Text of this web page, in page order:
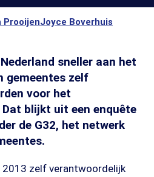
ProoijenJoyce Boverhuis
sneller aan het
gemeentes zelf
voor het
blijkt uit een enquête
de G32, het netwerk
zelf verantwoordelijk